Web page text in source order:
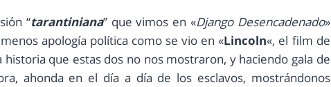
“tarantiniana” que vimos en «Django Desencadenado»
apología política como se vio en «Lincoln«, el film de
historia que estas dos no nos mostraron, y haciendo gala de
ahonda en el día a día de los esclavos, mostrándonos